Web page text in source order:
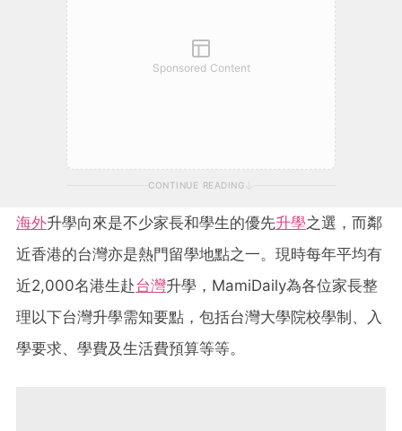
Sponsored Content
CONTINUE READING
海外升學向來是不少家長和學生的優先升學之選，而鄰
近香港的台灣亦是熱門留學地點之一。現時每年平均有
近2,000名港生赴台灣升學，MamiDaily為各位家長整
理以下台灣升學需知要點，包括台灣大學院校學制、入
學要求、學費及生活費預算等等。